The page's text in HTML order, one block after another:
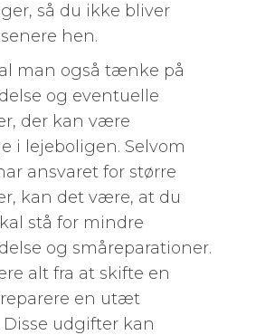
så du ikke bliver
hen.
man også tænke på
og eventuelle
der kan være
i lejeboligen. Selvom
ansvaret for større
kan det være, at du
stå for mindre
og småreparationer.
alt fra at skifte en
en utæt
udgifter kan